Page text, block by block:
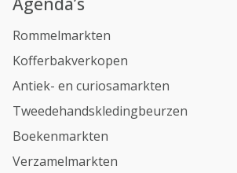
Rommelmarkten
Kofferbakverkopen
Antiek- en curiosamarkten
Tweedehandskledingbeurzen
Boekenmarkten
Verzamelmarkten